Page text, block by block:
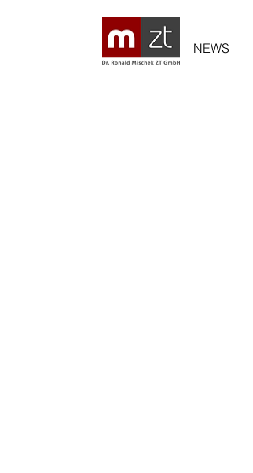
NEWS